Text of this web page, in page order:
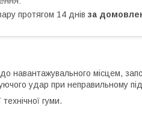
протягом 14 днів за
навантажувального місцем,
удар при неправильному
гуми.